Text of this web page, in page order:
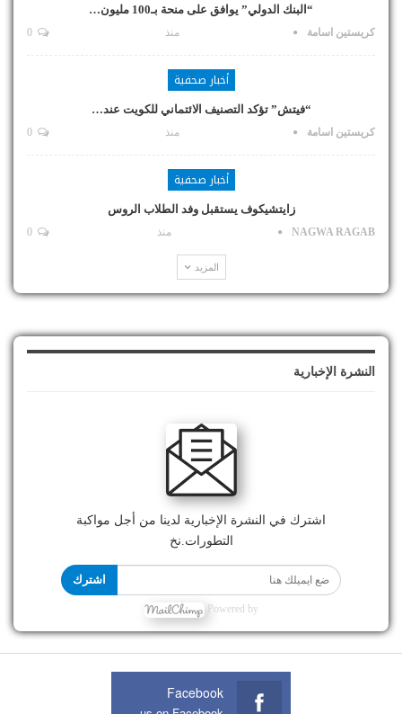
“البنك الدولي” يوافق على منحة بـ100 مليون…
كريستين اسامة منذ
أخبار صحفية
“فيتش” تؤكد التصنيف الائتماني للكويت عند…
كريستين اسامة منذ
أخبار صحفية
زايتشيكوف يستقبل وفد الطلاب الروس
NAGWA RAGAB منذ
المزيد
النشرة الإخبارية
اشترك في النشرة الإخبارية لدينا من أجل مواكبة
التطورات.نخ
اشترك
Powered by
Facebook